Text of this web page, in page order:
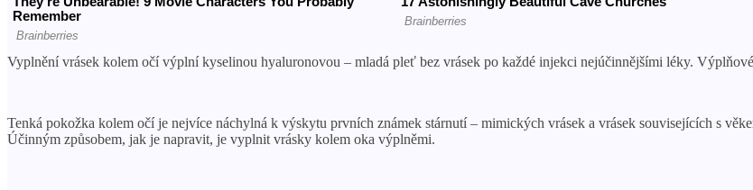
Vyplnění vrásek kolem očí výplní kyselinou hyaluronovou – mladá pleť bez vrásek po každé injekci nejúčinnějšími léky.
Tenká pokožka kolem očí je nejvíce náchylná k výskytu prvních známek stárnutí – mimických vrásek a vrásek souvisejících s
Účinným způsobem, jak je napravit, je vyplnit vrásky kolem oka výplněmi.